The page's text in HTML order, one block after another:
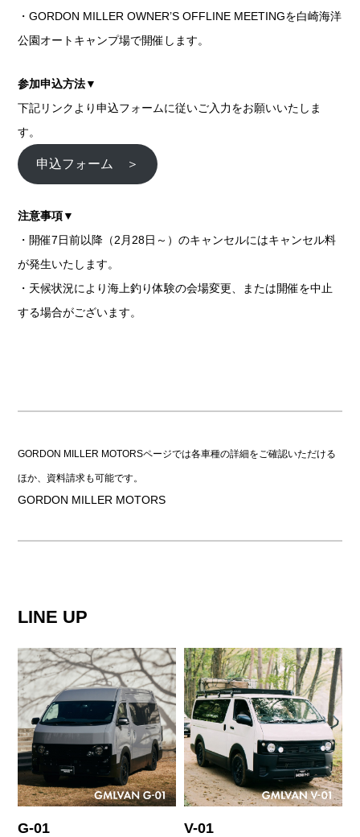
・GORDON MILLER OWNER’S OFFLINE MEETINGを白崎海洋
公園オートキャンプ場で開催します。
参加申込方法▼
下記リンクより申込フォームに従いご入力をお願いいたしま
す。
申込フォーム ＞
注意事項▼
・開催7日前以降（2月28日～）のキャンセルにはキャンセル料
が発生いたします。
・天候状況により海上釣り体験の会場変更、または開催を中止
する場合がございます。
GORDON MILLER MOTORSページでは各車種の詳細をご確認いただける
ほか、資料請求も可能です。
GORDON MILLER MOTORS
LINE UP
G-01 V-01